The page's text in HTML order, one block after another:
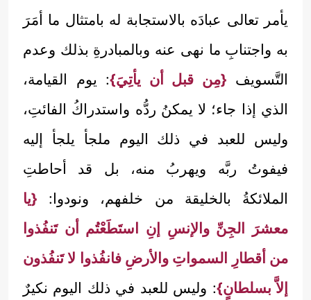
يأمر تعالى عبادَه بالاستجابة له بامتثال ما أمَرَ
به واجتنابِ ما نهى عنه وبالمبادرةِ بذلك وعدم
التَّسويف {مِن قبل أن يأتِيَ}: يوم القيامة،
الذي إذا جاء؛ لا يمكنُ ردُّه واستدراكُ الفائتِ،
وليس للعبد في ذلك اليوم ملجأ يلجأ إليه
فيفوتُ ربَّه ويهربُ منه، بل قد أحاطتِ
الملائكةُ بالخليقة من خلفهم، ونودوا: {يا
معشرَ الجِنِّ والإنسِ إنِ استَطَعْتُم أن تَنفُذوا
من أقطارِ السمواتِ والأرضِ فانفُذوا لا تَنفُذون
إلاَّ بسلطانٍ}: وليس للعبد في ذلك اليوم نكيرٌ